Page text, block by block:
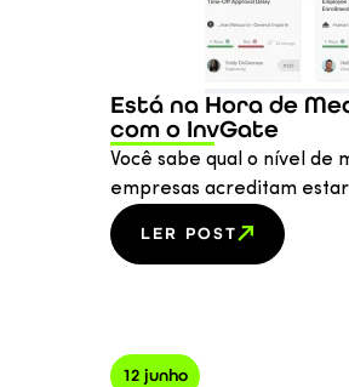
Está na Hora de
com o InvGate
Você sabe qual o nível de
empresas acreditam
LER POST
12 junho